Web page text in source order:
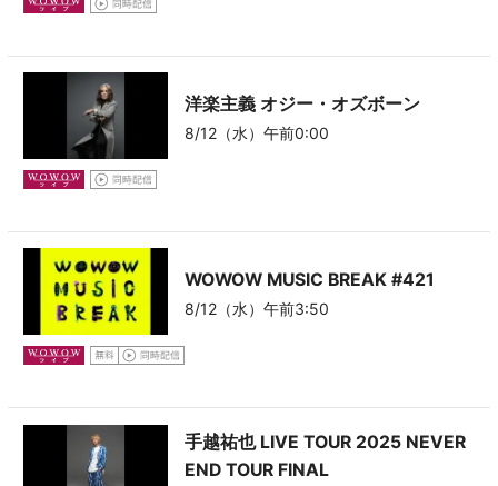
洋楽主義 オジー・オズボーン
8/12（水）午前0:00
WOWOW MUSIC BREAK #421
8/12（水）午前3:50
手越祐也 LIVE TOUR 2025 NEVER
END TOUR FINAL